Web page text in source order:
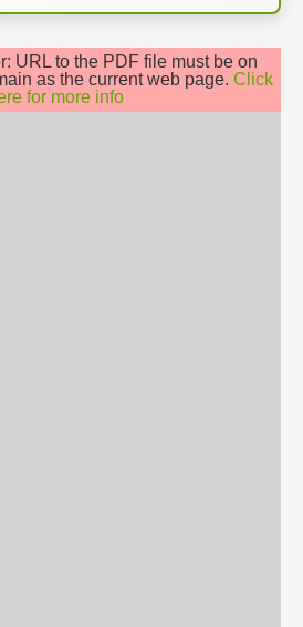
URL to the PDF file must be on
as the current web page. Click
for more info